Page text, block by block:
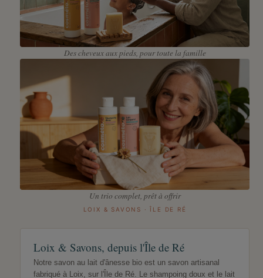
Des cheveux aux pieds, pour toute la famille
Un trio complet, prêt à offrir
LOIX & SAVONS · ÎLE DE RÉ
Loix & Savons, depuis l'Île de Ré
Notre savon au lait d'ânesse bio est un savon artisanal
fabriqué à Loix, sur l'Île de Ré. Le shampoing doux et le lait